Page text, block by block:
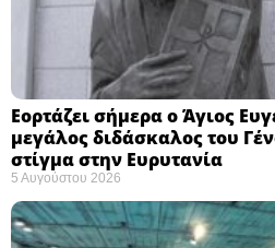
Εορτάζει σήμερα ο Άγιος
μεγάλος διδάσκαλος του
στίγμα στην Ευρυτανία
5 Αυγούστου 2026